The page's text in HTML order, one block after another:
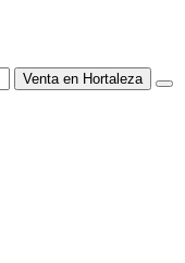
Venta en Hortaleza